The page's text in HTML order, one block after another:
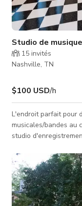
Studio de
15 invités
Nashville, TN
$100 USD/h
L'endroit parfait pour
musicales/bandes au cœur
studio
Bien que nous
cet espace est
des performances réduites pour
est extrêmement
magnifiquement finie